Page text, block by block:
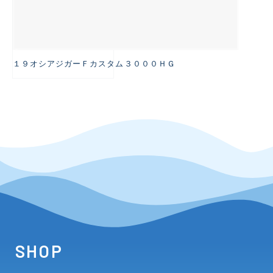
１９オシアジガーＦカスタム３０００ＨＧ
SHOP